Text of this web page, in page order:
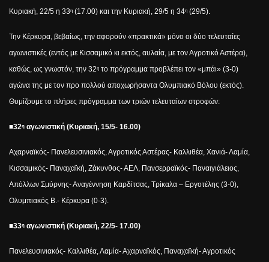
Κυριακή, 22/5 η 33η (17.00) και την Κυριακή, 29/5 η 34η (29/5).
Την Κέρκυρα, βεβαίως, την αφορούν «πρακτικά» μόνο οι δύο τελευταίες
αγωνιστικές (εντός με Κισσαμικό κι εκτός, αυλαία, με τον Αγροτικό Αστέρα),
καθώς, ως γνωστόν, την 32η το πρόγραμμα προβλέπει τον «μπάι» (3-0)
αγώνα της με τον προ πολλού αποχωρήσαντα Ολυμπιακό Βόλου (εκτός).
Θυμίζουμε το πλήρες πρόγραμμα των τριών τελευταίων στροφών:
■32η αγωνιστική (Κυριακή, 15/5- 16.00)
Αχαρναϊκός- Πανελευσινιακός, Αγροτικός Αστέρας- Καλλιθέα, Χανιά- Λαμία,
Κισσαμικός- Παναχαϊκή, Ζάκυνθος- ΑΕΛ, Πανσερραϊκός- Παναιγιάλειος,
Απόλλων Σμύρνης- Αναγέννηση Καρδίτσας, Τρίκαλα – Εργοτέλης (3-0),
Ολυμπιακός Β.- Κέρκυρα (0-3).
■33η αγωνιστική (Κυριακή, 22/5- 17.00)
Πανελευσινιακός- Καλλιθέα, Λαμία- Αχαρναϊκός, Παναχαϊκή- Αγροτικός